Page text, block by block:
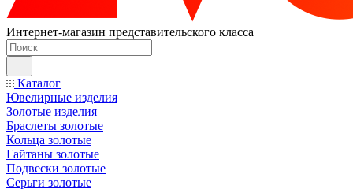
Интернет-магазин представительского класса
Каталог
Ювелирные изделия
Золотые изделия
Браслеты золотые
Кольца золотые
Гайтаны золотые
Подвески золотые
Серьги золотые